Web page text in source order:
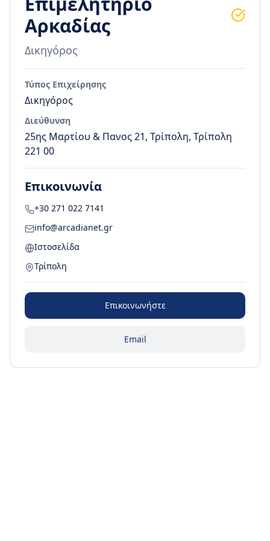
Αρκαδίας
Δικηγόρος
Τύπος Επιχείρησης
Δικηγόρος
Διεύθυνση
25ης Μαρτίου & Πανος 21, Τρίπολη, Τρίπολη
221 00
Επικοινωνία
+30 271 022 7141
info@arcadianet.gr
Ιστοσελίδα
Τρίπολη
Επικοινωνήστε
Email